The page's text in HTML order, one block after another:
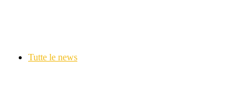
Tutte le news